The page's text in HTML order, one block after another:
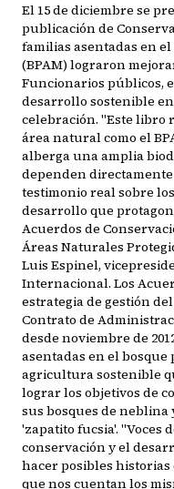
El 15 de diciembre se
publicación de
familias asentadas en
(BPAM) lograron
Funcionarios públicos,
desarrollo sostenible
celebración. "Este libro
área natural como el
alberga una amplia
dependen directamente
testimonio real sobre
desarrollo que
Acuerdos de
Áreas Naturales
Luis Espinel,
Internacional. Los
estrategia de gestión
Contrato de
desde noviembre de
asentadas en el
agricultura sostenible
lograr los objetivos de
sus bosques de neblina
'zapatito fucsia'. "Voces
conservación y el
hacer posibles historias
que nos cuentan los